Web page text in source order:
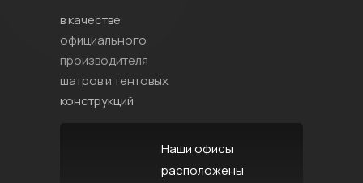
в качестве
официального
производителя
шатров и тентовых
конструкций
Наши офисы
расположены